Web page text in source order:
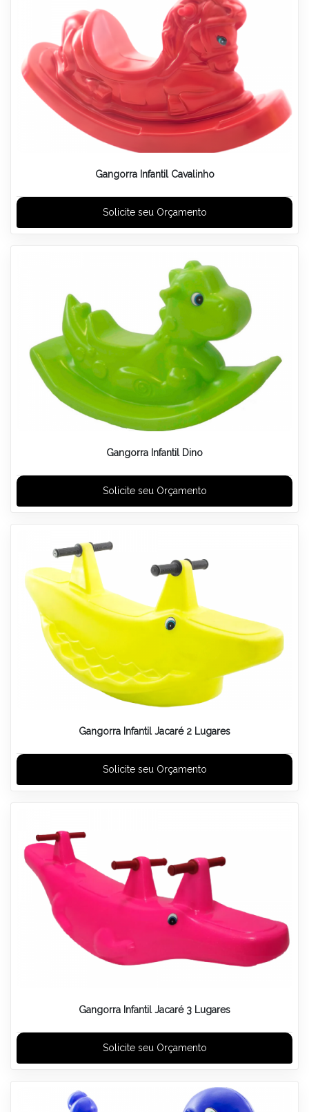
Gangorra Infantil Cavalinho
Solicite seu Orçamento
Gangorra Infantil Dino
Solicite seu Orçamento
Gangorra Infantil Jacaré 2 Lugares
Solicite seu Orçamento
Gangorra Infantil Jacaré 3 Lugares
Solicite seu Orçamento